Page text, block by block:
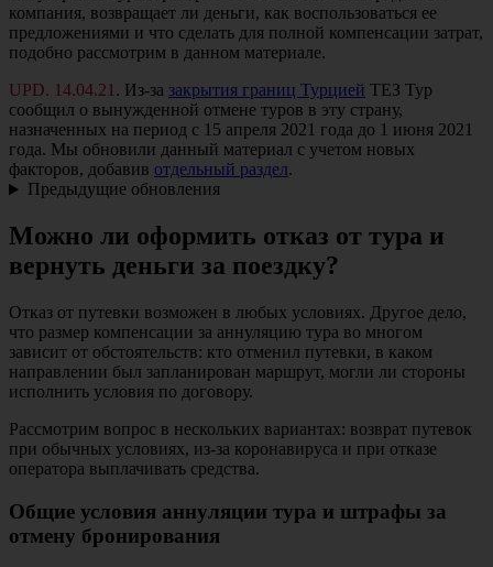
компания, возвращает ли деньги, как воспользоваться ее
предложениями и что сделать для полной компенсации затрат,
подобно рассмотрим в данном материале.
UPD. 14.04.21. Из-за закрытия границ Турцией ТЕЗ Тур
сообщил о вынужденной отмене туров в эту страну,
назначенных на период с 15 апреля 2021 года до 1 июня 2021
года. Мы обновили данный материал с учетом новых
факторов, добавив отдельный раздел.
Предыдущие обновления
Можно ли оформить отказ от тура и
вернуть деньги за поездку?
Отказ от путевки возможен в любых условиях. Другое дело,
что размер компенсации за аннуляцию тура во многом
зависит от обстоятельств: кто отменил путевки, в каком
направлении был запланирован маршрут, могли ли стороны
исполнить условия по договору.
Рассмотрим вопрос в нескольких вариантах: возврат путевок
при обычных условиях, из-за коронавируса и при отказе
оператора выплачивать средства.
Общие условия аннуляции тура и штрафы за
отмену бронирования